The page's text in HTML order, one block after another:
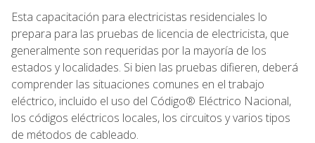
Esta capacitación para electricistas residenciales lo
prepara para las pruebas de licencia de electricista, que
generalmente son requeridas por la mayoría de los
estados y localidades. Si bien las pruebas difieren, deberá
comprender las situaciones comunes en el trabajo
eléctrico, incluido el uso del Código® Eléctrico Nacional,
los códigos eléctricos locales, los circuitos y varios tipos
de métodos de cableado.